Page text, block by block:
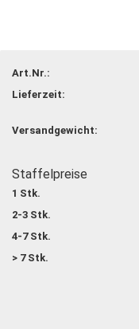
Art.Nr.:
Lieferzeit:
Versandgewicht:
Staffelpreise
1 Stk.
2-3 Stk.
4-7 Stk.
> 7 Stk.